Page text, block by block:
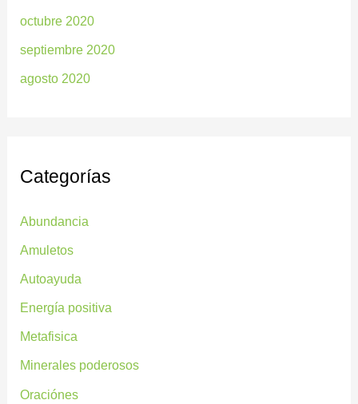
octubre 2020
septiembre 2020
agosto 2020
Categorías
Abundancia
Amuletos
Autoayuda
Energía positiva
Metafisica
Minerales poderosos
Oraciónes